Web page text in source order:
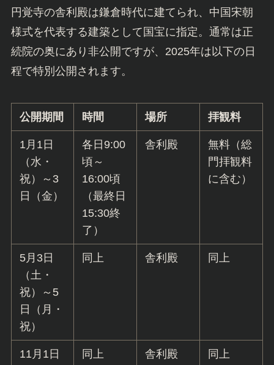
円覚寺の舎利殿は鎌倉時代に建てられ、中国宋朝
様式を代表する建築として国宝に指定。通常は正
続院の奥にあり非公開ですが、2025年は以下の日
程で特別公開されます。
公開期間 時間 場所 拝観料
1月1日
（水・
祝）～3
日（金）
各日9:00
頃～
16:00頃
（最終日
15:30終
了）
舎利殿
無料（総
門拝観料
に含む）
5月3日
（土・
祝）～5
日（月・
祝）
同上 舎利殿 同上
11月1日
同上 舎利殿 同上